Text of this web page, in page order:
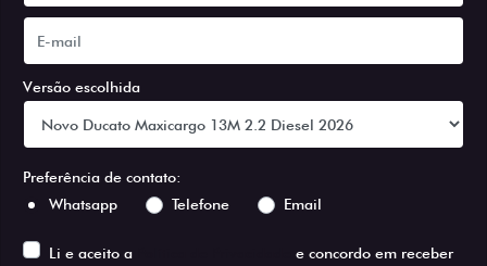
Versão escolhida
Preferência de contato:
Whatsapp
Telefone Email
Li e aceito a
e concordo em receber